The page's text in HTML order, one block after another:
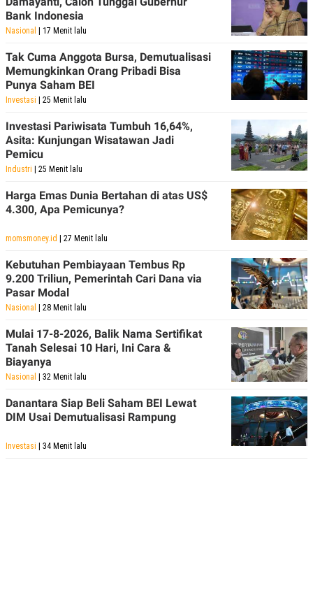
Bank Indonesia
Nasional | 17 Menit lalu
Tak Cuma Anggota Bursa, Demutualisasi
Memungkinkan Orang Pribadi Bisa
Punya Saham BEI
Investasi | 25 Menit lalu
Investasi Pariwisata Tumbuh 16,64%,
Asita: Kunjungan Wisatawan Jadi
Pemicu
Industri | 25 Menit lalu
Harga Emas Dunia Bertahan di atas US$
4.300, Apa Pemicunya?
momsmoney.id | 27 Menit lalu
Kebutuhan Pembiayaan Tembus Rp
9.200 Triliun, Pemerintah Cari Dana via
Pasar Modal
Nasional | 28 Menit lalu
Mulai 17-8-2026, Balik Nama Sertifikat
Tanah Selesai 10 Hari, Ini Cara &
Biayanya
Nasional | 32 Menit lalu
Danantara Siap Beli Saham BEI Lewat
DIM Usai Demutualisasi Rampung
Investasi | 34 Menit lalu